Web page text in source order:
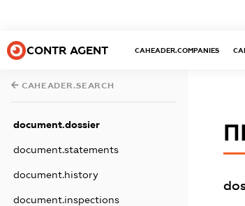
CONTR AGENT CAHEADER.COMPANIES
CAHEADER.SEARCH
document.dossier
document.statements
document.history
document.inspections